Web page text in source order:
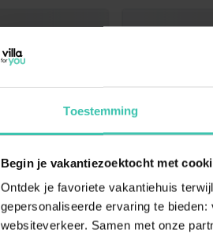
Toestemming
Begin je vakantiezoektocht met
Ontdek je favoriete vakantiehuis
gepersonaliseerde ervaring te
websiteverkeer. Samen met onze